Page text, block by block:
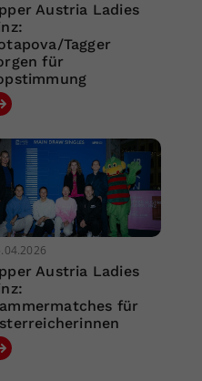
Austria Ladies
Tagger
für
Austria Ladies
für